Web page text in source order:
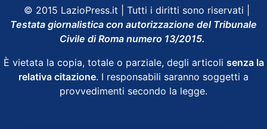
© 2015 LazioPress.it | Tutti i diritti sono riservati |
Testata giornalistica con autorizzazione del Tribunale
Civile di Roma numero 13/2015.
È vietata la copia, totale o parziale, degli articoli senza la
relativa citazione. I responsabili saranno soggetti a
provvedimenti secondo la legge.